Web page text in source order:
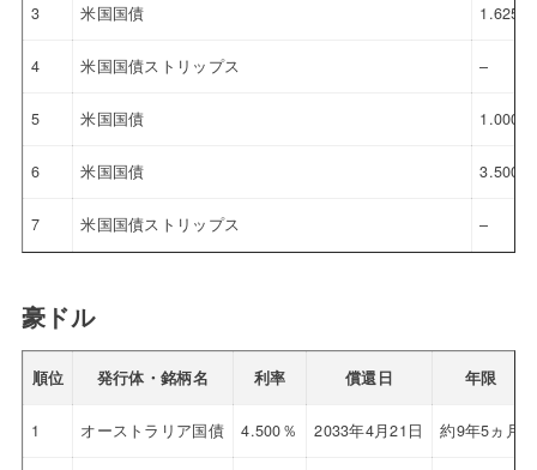
3 米国国債 1.625％
4 米国国債ストリップス –
5 米国国債 1.000％
6 米国国債 3.500％
7 米国国債ストリップス –
豪ドル
順位 発行体・銘柄名 利率 償還日 年限
1 オーストラリア国債 4.500％ 2033年4月21日 約9年5ヵ月